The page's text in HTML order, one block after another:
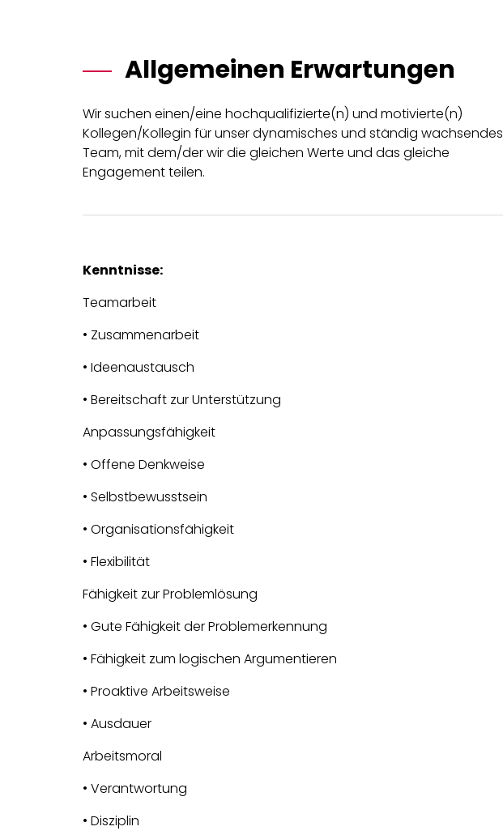
Allgemeinen Erwartungen
Wir suchen einen/eine hochqualifizierte(n) und motivierte(n)
Kollegen/Kollegin für unser dynamisches und ständig wachsendes
Team, mit dem/der wir die gleichen Werte und das gleiche
Engagement teilen.
Kenntnisse:
Teamarbeit
• Zusammenarbeit
• Ideenaustausch
• Bereitschaft zur Unterstützung
Anpassungsfähigkeit
• Offene Denkweise
• Selbstbewusstsein
• Organisationsfähigkeit
• Flexibilität
Fähigkeit zur Problemlösung
• Gute Fähigkeit der Problemerkennung
• Fähigkeit zum logischen Argumentieren
• Proaktive Arbeitsweise
• Ausdauer
Arbeitsmoral
• Verantwortung
• Disziplin